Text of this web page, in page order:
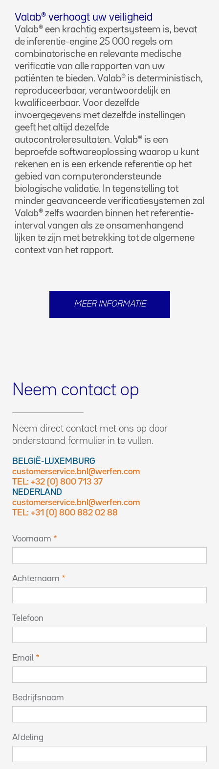
Valab® verhoogt uw veiligheid
Valab® een krachtig expertsysteem is, bevat
de inferentie-engine 25 000 regels om
combinatorische en relevante medische
verificatie van alle rapporten van uw
patiënten te bieden. Valab® is deterministisch,
reproduceerbaar, verantwoordelijk en
kwalificeerbaar. Voor dezelfde
invoergegevens met dezelfde instellingen
geeft het altijd dezelfde
autocontroleresultaten. Valab® is een
beproefde softwareoplossing waarop u kunt
rekenen en is een erkende referentie op het
gebied van computerondersteunde
biologische validatie. In tegenstelling tot
minder geavanceerde verificatiesystemen zal
Valab® zelfs waarden binnen het referentie-
interval vangen als ze onsamenhangend
lijken te zijn met betrekking tot de algemene
context van het rapport.
MEER INFORMATIE
Neem contact op
Neem direct contact met ons op door
onderstaand formulier in te vullen.
BELGIË-LUXEMBURG
customerservice.bnl@werfen.com
TEL: +32 (0) 800 713 37
NEDERLAND
customerservice.bnl@werfen.com
TEL: +31 (0) 800 882 02 88
Voornaam
Achternaam
Telefoon
Email
Bedrijfsnaam
Afdeling